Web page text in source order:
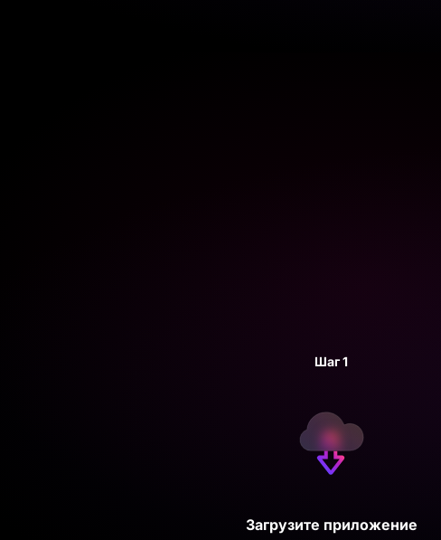
Шаг 1
Загрузите приложение